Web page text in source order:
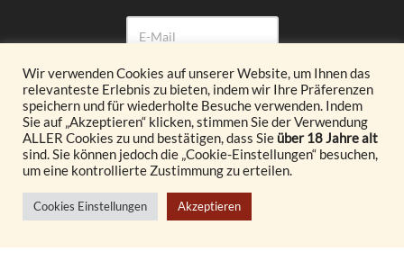
Abonnieren
© 2026 Glöckl OG. All Rights Reserved.
Realisiert durch
Wir verwenden Cookies auf unserer Website, um Ihnen das
relevanteste Erlebnis zu bieten, indem wir Ihre Präferenzen
speichern und für wiederholte Besuche verwenden. Indem
Sie auf „Akzeptieren“ klicken, stimmen Sie der Verwendung
ALLER Cookies zu und bestätigen, dass Sie über 18 Jahre alt
sind. Sie können jedoch die „Cookie-Einstellungen“ besuchen,
um eine kontrollierte Zustimmung zu erteilen.
Cookies Einstellungen Akzeptieren